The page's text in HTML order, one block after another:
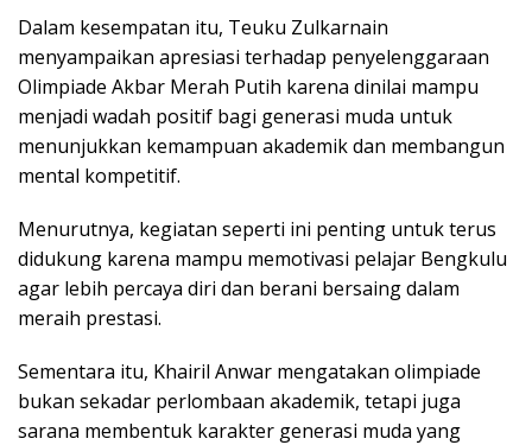
Dalam kesempatan itu, Teuku Zulkarnain
menyampaikan apresiasi terhadap penyelenggaraan
Olimpiade Akbar Merah Putih karena dinilai mampu
menjadi wadah positif bagi generasi muda untuk
menunjukkan kemampuan akademik dan membangun
mental kompetitif.
Menurutnya, kegiatan seperti ini penting untuk terus
didukung karena mampu memotivasi pelajar Bengkulu
agar lebih percaya diri dan berani bersaing dalam
meraih prestasi.
Sementara itu, Khairil Anwar mengatakan olimpiade
bukan sekadar perlombaan akademik, tetapi juga
sarana membentuk karakter generasi muda yang